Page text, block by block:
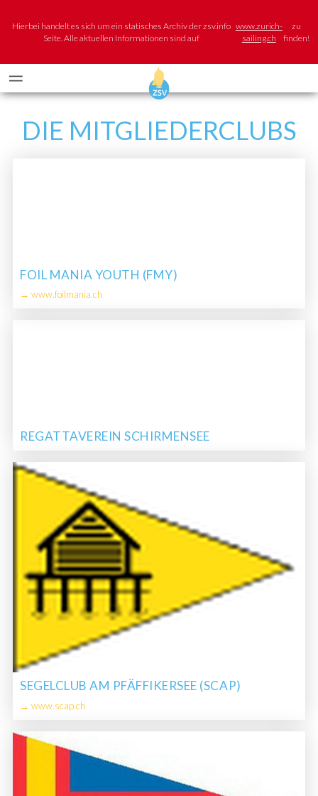
Hierbei handelt es sich um ein statisches Archiv der zsv.info
Seite. Alle aktuellen Informationen sind auf
www.zurich-
sailing.ch
zu
finden!
DIE MITGLIEDERCLUBS
FOIL MANIA YOUTH (FMY)
→ www.foilmania.ch
REGATTAVEREIN SCHIRMENSEE
SEGELCLUB AM PFÄFFIKERSEE (SCAP)
→ www.scap.ch